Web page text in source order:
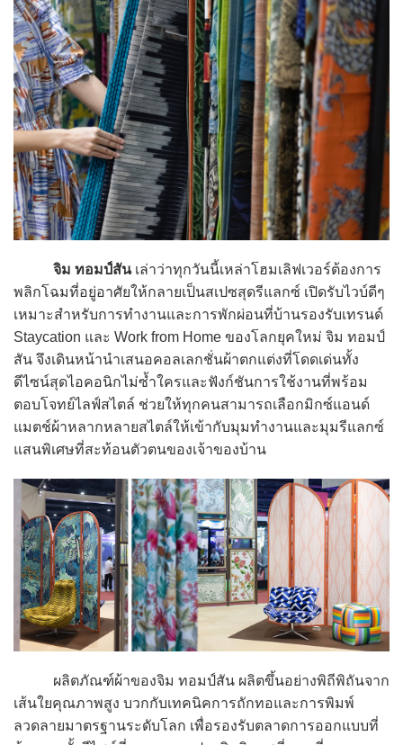
จิม ทอมป์สันเล่าว่าทุกวันนี้เหล่าโฮมเลิฟเวอร์ต้องการ
พลิกโฉมที่อยู่อาศัยให้กลายเป็นสเปซสุดรีแลกซ์ เปิดรับไวบ์ดีๆ
เหมาะสำหรับการทำงานและการพักผ่อนที่บ้านรองรับเทรนด์
Staycation และ Work from Home ของโลกยุคใหม่ จิม ทอมป์
สัน จึงเดินหน้านำเสนอคอลเลกชั่นผ้าตกแต่งที่โดดเด่นทั้ง
ดีไซน์สุดไอคอนิกไม่ซ้ำใครและฟังก์ชันการใช้งานที่พร้อม
ตอบโจทย์ไลฟ์สไตล์ ช่วยให้ทุกคนสามารถเลือกมิกซ์แอนด์
แมตช์ผ้าหลากหลายสไตล์ให้เข้ากับมุมทำงานและมุมรีแลกซ์
แสนพิเศษที่สะท้อนตัวตนของเจ้าของบ้าน
ผลิตภัณฑ์ผ้าของจิม ทอมป์สัน ผลิตขึ้นอย่างพิถีพิถันจาก
เส้นใยคุณภาพสูง บวกกับเทคนิคการถักทอและการพิมพ์
ลวดลายมาตรฐานระดับโลก เพื่อรองรับตลาดการออกแบบที่